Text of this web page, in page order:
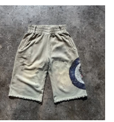
cotone pesante nero
personalizzabile da uomo,
prodotta in fabbrica